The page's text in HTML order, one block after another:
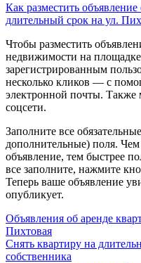
Как разместить
длительный срок на ул.
Чтобы разместить
недвижимости на
зарегистрированным
несколько кликов — с
электронной почты. Также
соцсети.
Заполните все
дополнительные) поля.
объявление, тем быстрее
все заполните, нажмите
Теперь ваше объявление
опубликует.
Объявления об аренде
Пихтовая
Снять квартиру на
собственника